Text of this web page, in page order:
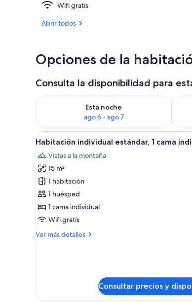
Wifi gratis
Abrir todos
Opciones de la
Consulta la disponibilidad para
Esta noche
ago 6 - ago 7
Consulta la disponibilidad para esta noche,
Abrir
todas
las
fotos
de
Habitación
individual
estándar,
cama
Un dormitorio con
5
Habitación individual estándar, 1 cama
Vistas a la montaña
15 m²
1 habitación
1 huésped
1 cama individual
Wifi gratis
Ver más detalles
Más
cama
Consultar precios y